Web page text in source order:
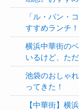
「ル・パン・
すすめランチ
横浜中華街の
いるけど、た
池袋のおしゃ
ってきた！
【中華街】横